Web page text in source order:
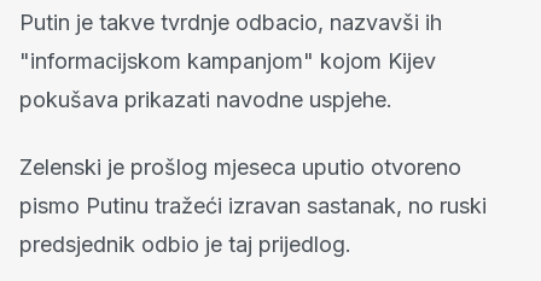
Putin je takve tvrdnje odbacio, nazvavši ih
"informacijskom kampanjom" kojom Kijev
pokušava prikazati navodne uspjehe.
Zelenski je prošlog mjeseca uputio otvoreno
pismo Putinu tražeći izravan sastanak, no ruski
predsjednik odbio je taj prijedlog.